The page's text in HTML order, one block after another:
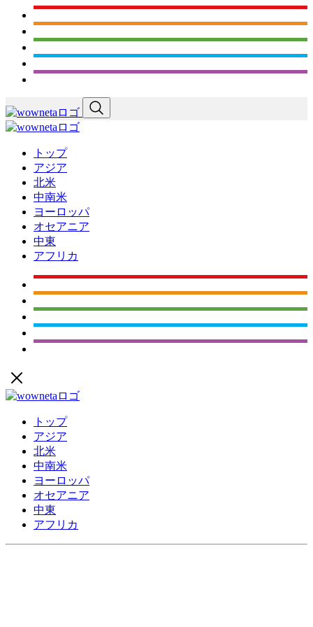
トップ
アジア
北米
中南米
ヨーロッパ
オセアニア
中東
アフリカ
トップ
アジア
北米
中南米
ヨーロッパ
オセアニア
中東
アフリカ